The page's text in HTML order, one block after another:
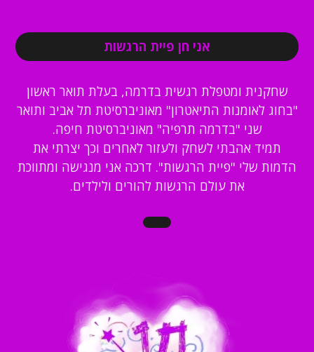
אני חן פיית הרגשות
שחקנית ומטפלת רגשית בדרמה, בעלת תואר ראשון
"בחוג לאומנות התיאטרון" מאוניברסיטת תל אביב ותואר
שני "בדרמה תרפיה" מאוניברסיטת חיפה.
תמיד אהבתי לשחק ולעזור לאחרים וכך יצרתי את
הדמות שלי "פיית הרגשות". דרכה אני מנגישה ומתווכת
את עולם הרגשות להורים ולילדים.